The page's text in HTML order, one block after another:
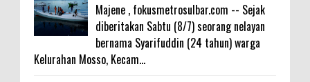
Majene , fokusmetrosulbar.com -- Sejak
diberitakan Sabtu (8/7) seorang nelayan
bernama Syarifuddin (24 tahun) warga
Kelurahan Mosso, Kecam...